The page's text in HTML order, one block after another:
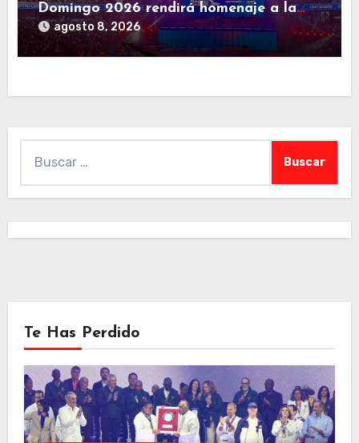
Domingo 2026 rendirá homenaje a la
familia deportiva de Centroamérica y el
Caribe
agosto 8, 2026
Te Has Perdido